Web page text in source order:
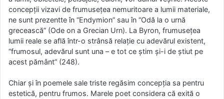
concepţii vizavi de frumuseţea nemuritoare a lumii materiale,
ne sunt prezentte în “Endymion” sau în “Odă la o urnă
grecească” (Ode on a Grecian Urn). La Byron, frumuseţea
lumii reale se află într-o strânsă relaţie cu adevărul existent,
“frumosul, adevărul sunt una – e tot ce ştim şi-i de ştiut pe
acest pământ” (248).
Chiar şi în poemele sale triste regăsim concepţia sa pentru
estetică, pentru frumos. Marele poet considera că exită o